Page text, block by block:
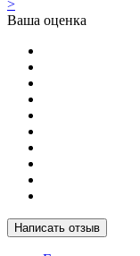
>
Ваша оценка
Написать отзыв